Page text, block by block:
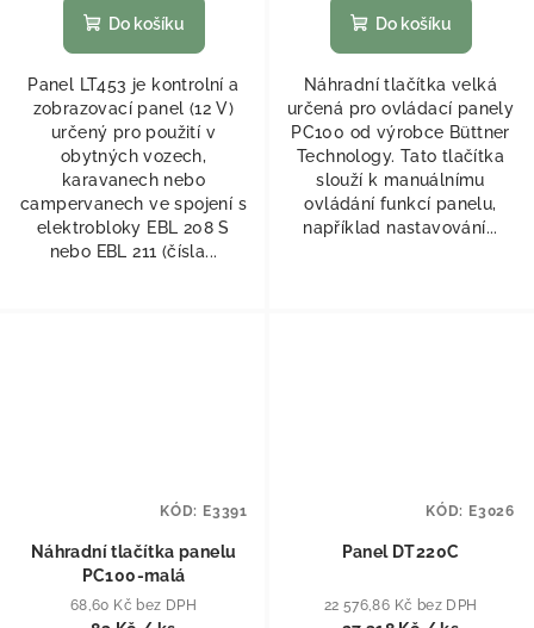
Do košíku
Panel LT453 je kontrolní a
zobrazovací panel (12 V)
určený pro použití v
obytných vozech,
karavanech nebo
campervanech ve spojení s
elektrobloky EBL 208 S
nebo EBL 211 (čísla...
Do košíku
Náhradní tlačítka velká
určená pro ovládací panely
PC100 od výrobce Büttner
Technology. Tato tlačítka
slouží k manuálnímu
ovládání funkcí panelu,
například nastavování...
Náhradní tlačítka panelu
PC100-malá
68,60 Kč bez DPH
KÓD: E3391
Panel DT220C
22 576,86 Kč bez DPH
KÓD: E3026